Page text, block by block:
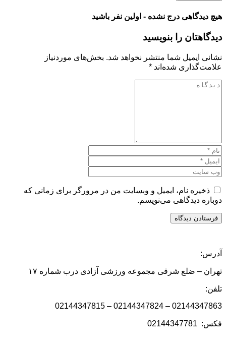
هیچ دیدگاهی درج نشده - اولین نفر باشید
دیدگاهتان را بنویسید
نشانی ایمیل شما منتشر نخواهد شد. بخش‌های موردنیاز
علامت‌گذاری شده‌اند *
ذخیره نام، ایمیل و وبسایت من در مرورگر برای زمانی که
دوباره دیدگاهی می‌نویسم.
آدرس:
تهران – ضلع شرقی مجموعه ورزشی آزادی درب شماره ۱۷
تلفن:
02144347863 – 02144347824 – 02144347815
فکس: 02144347781